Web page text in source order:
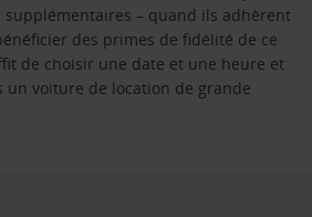
– quand ils adhèrent
des primes de fidélité de ce
de choisir une date et une heure et
un voiture de location de grande